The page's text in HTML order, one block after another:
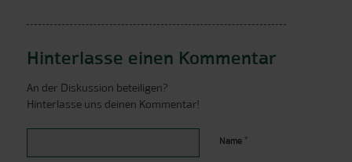
Hinterlasse einen Kommentar
An der Diskussion beteiligen?
Hinterlasse uns deinen Kommentar!
Name *